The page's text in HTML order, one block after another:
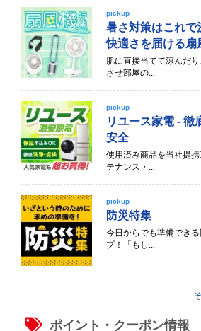
pickup
暑さ対策はこれで
快適さを届ける扇
肌に直接当てて涼んだ
させ部屋の...
pickup
リユース家電 - 徹
安全
使用済み商品を当社提
テナンス・...
pickup
防災特集
今日からでも準備でき
プ！「もし...
ポイント・クーポン情報